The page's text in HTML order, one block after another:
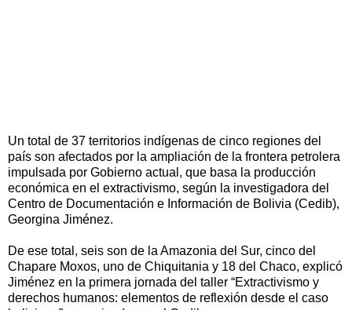
Un total de 37 territorios indígenas de cinco regiones del
país son afectados por la ampliación de la frontera petrolera
impulsada por Gobierno actual, que basa la producción
económica en el extractivismo, según la investigadora del
Centro de Documentación e Información de Bolivia (Cedib),
Georgina Jiménez.
De ese total, seis son de la Amazonia del Sur, cinco del
Chapare Moxos, uno de Chiquitania y 18 del Chaco, explicó
Jiménez en la primera jornada del taller “Extractivismo y
derechos humanos: elementos de reflexión desde el caso